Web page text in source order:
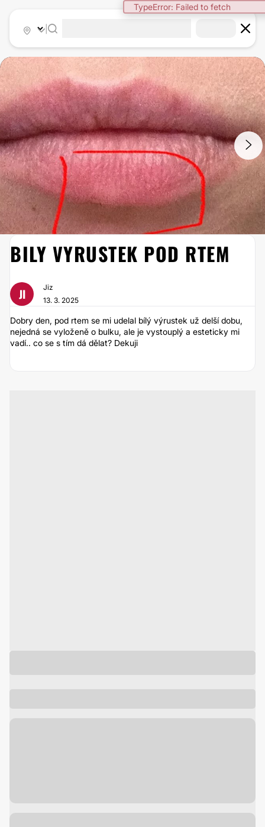
TypeError: Failed to fetch
ODSTRANĚNÍ LIPOMU
BILY VYRUSTEK POD RTEM
JI
Jiz
13. 3. 2025
Dobry den, pod rtem se mi udelal bílý výrustek už delší dobu,
nejedná se vyloženě o bulku, ale je vystouplý a esteticky mi
vadí.. co se s tím dá dělat? Dekuji